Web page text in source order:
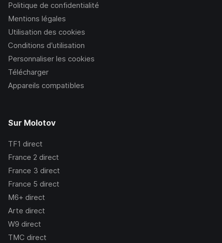
Politique de confidentialité
Mentions légales
Utilisation des cookies
Conditions d’utilisation
Personnaliser les cookies
Télécharger
Appareils compatibles
Sur Molotov
TF1 direct
France 2 direct
France 3 direct
France 5 direct
M6+ direct
Arte direct
W9 direct
TMC direct